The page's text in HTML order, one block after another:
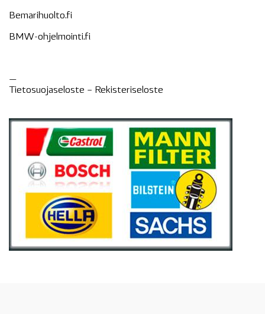
Bemarihuolto.fi
BMW-ohjelmointi.fi
—
Tietosuojaseloste – Rekisteriseloste